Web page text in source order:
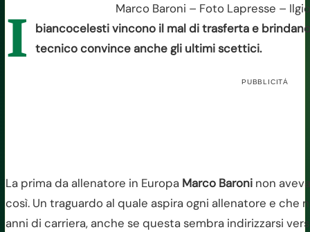
Marco Baroni – Foto Lapresse –
I
biancocelesti vincono il mal di trasferta e
tecnico convince anche gli ultimi scettici.
PUBBLICITÀ
La prima da allenatore in Europa Marco Baroni non
così. Un traguardo al quale aspira ogni allenatore e
anni di carriera, anche se questa sembra indirizzarsi